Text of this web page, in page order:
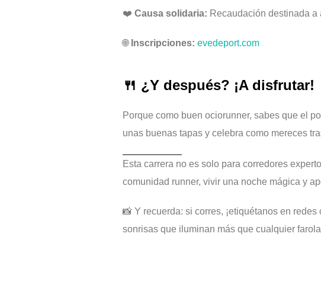
❤️ Causa solidaria: Recaudación destinada
🌐 Inscripciones: evedeport.com
🍴 ¿Y después? ¡A disfrutar!
Porque como buen ociorunner, sabes que el
unas buenas tapas y celebra como mereces
Esta carrera no es solo para corredores
comunidad runner, vivir una noche mágica y
📸 Y recuerda: si corres, ¡etiquétanos en
sonrisas que iluminan más que cualquier